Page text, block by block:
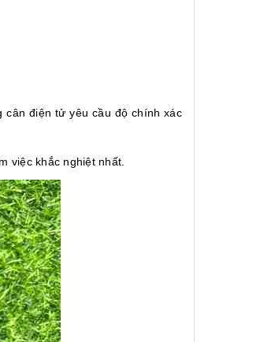
cân điện tử yêu cầu độ chính xác
việc khắc nghiệt nhất.